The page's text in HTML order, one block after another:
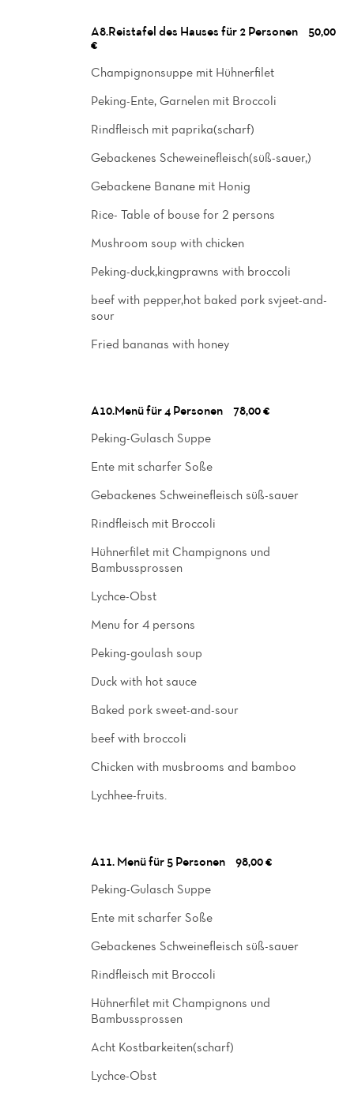
A8.Reistafel des Hauses für 2 Personen
50,00
€
Champignonsuppe mit Hühnerfilet
Peking-Ente, Garnelen mit Broccoli
Rindfleisch mit paprika(scharf)
Gebackenes Scheweinefleisch(süß-sauer,)
Gebackene Banane mit Honig
Rice- Table of bouse for 2 persons
Mushroom soup with chicken
Peking-duck,kingprawns with broccoli
beef with pepper,hot baked pork svjeet-and-
sour
Fried bananas with honey
A10.Menü für 4 Personen
78,00 €
Peking-Gulasch Suppe
Ente mit scharfer Soße
Gebackenes Schweinefleisch süß-sauer
Rindfleisch mit Broccoli
Hühnerfilet mit Champignons und
Bambussprossen
Lychce-Obst
Menu for 4 persons
Peking-goulash soup
Duck with hot sauce
Baked pork sweet-and-sour
beef with broccoli
Chicken with musbrooms and bamboo
Lychhee-fruits.
A11. Menü für 5 Personen
98,00 €
Peking-Gulasch Suppe
Ente mit scharfer Soße
Gebackenes Schweinefleisch süß-sauer
Rindfleisch mit Broccoli
Hühnerfilet mit Champignons und
Bambussprossen
Acht Kostbarkeiten(scharf)
Lychce-Obst